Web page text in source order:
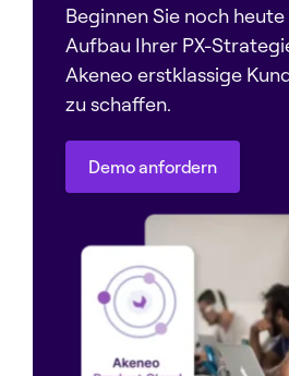
Beginnen Sie noch
Aufbau Ihrer PX-
Akeneo erstklassige
zu schaffen.
Demo anfordern
Demo anfordern